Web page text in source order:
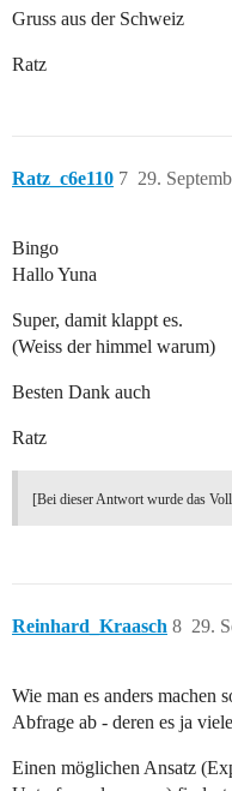
Gruss aus der Schweiz
Ratz
Ratz_c6e110 29.
7
Bingo
Hallo Yuna
Super, damit klappt es.
(Weiss der himmel warum)
Besten Dank auch
Ratz
[Bei dieser Antwort wurde das
Reinhard_Kraasch 29.
8
Wie man es anders machen
Abfrage ab - deren es ja
Einen möglichen Ansatz